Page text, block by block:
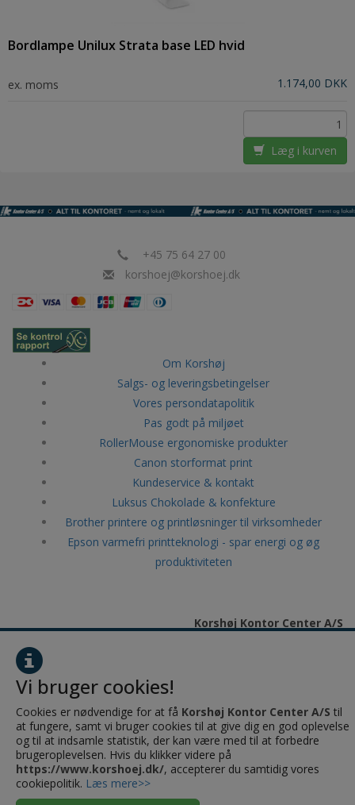
Bordlampe Unilux Strata base LED hvid
ex. moms 1.174,00 DKK
Læg i kurven
+45 75 64 27 00
korshoej@korshoej.dk
Om Korshøj
Salgs- og leveringsbetingelser
Vores persondatapolitik
Pas godt på miljøet
RollerMouse ergonomiske produkter
Canon storformat print
Kundeservice & kontakt
Luksus Chokolade & konfekture
Brother printere og printløsninger til virksomheder
Epson varmefri printteknologi - spar energi og øg
produktiviteten
Korshøj Kontor Center A/S
Vi bruger cookies!
Cookies er nødvendige for at få Korshøj Kontor Center A/S til
at fungere, samt vi bruger cookies til at give dig en god oplevelse
og til at indsamle statistik, der kan være med til at forbedre
brugeroplevelsen. Hvis du klikker videre på
https://www.korshoej.dk/, accepterer du samtidig vores
cookiepolitik. Læs mere>>